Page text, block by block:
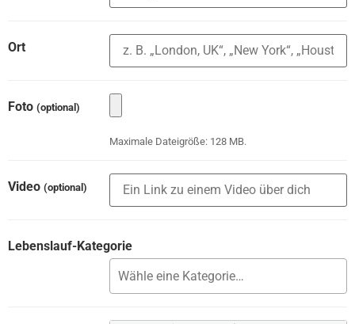
Ort
Foto (optional)
Maximale Dateigröße: 128 MB.
Video (optional)
Lebenslauf-Kategorie